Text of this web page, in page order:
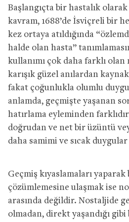
Başlangıçta bir hastalık olarak
kavram, 1688’de İsviçreli bir
kez ortaya atıldığında
halde olan hasta”
kullanımı çok daha farklı
karışık güzel anılardan
fakat çoğunlukla olumlu
anlamda, geçmişte yaşanan
hatırlama eyleminden
doğrudan ve net bir üzüntü
daha samimi ve sıcak
Geçmiş kıyaslamaları
çözümlemesine ulaşmak ise
arasında değildir. Nostaljide
olmadan, direkt yaşandığı